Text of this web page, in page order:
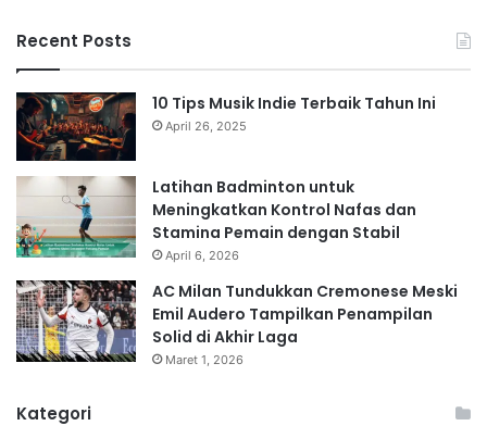
Recent Posts
10 Tips Musik Indie Terbaik Tahun Ini
April 26, 2025
Latihan Badminton untuk
Meningkatkan Kontrol Nafas dan
Stamina Pemain dengan Stabil
April 6, 2026
AC Milan Tundukkan Cremonese Meski
Emil Audero Tampilkan Penampilan
Solid di Akhir Laga
Maret 1, 2026
Kategori